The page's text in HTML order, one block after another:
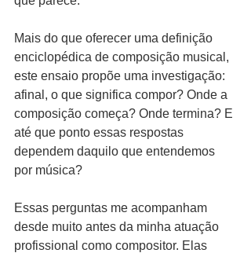
Mais do que oferecer uma definição
enciclopédica de composição musical,
este ensaio propõe uma investigação:
afinal, o que significa compor? Onde a
composição começa? Onde termina? E
até que ponto essas respostas
dependem daquilo que entendemos
por música?
Essas perguntas me acompanham
desde muito antes da minha atuação
profissional como compositor. Elas